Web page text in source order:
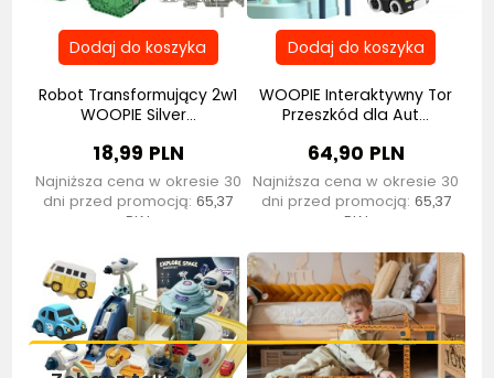
Robot Transformujący 2w1
WOOPIE Silver...
18,99 PLN
Najniższa cena w okresie 30
dni przed promocją:65,37
PLN
WOOPIE Interaktywny Tor
Przeszkód dla Aut...
64,90 PLN
Najniższa cena w okresie 30
dni przed promocją: 65,37
PLN
Bestseller Bestseller